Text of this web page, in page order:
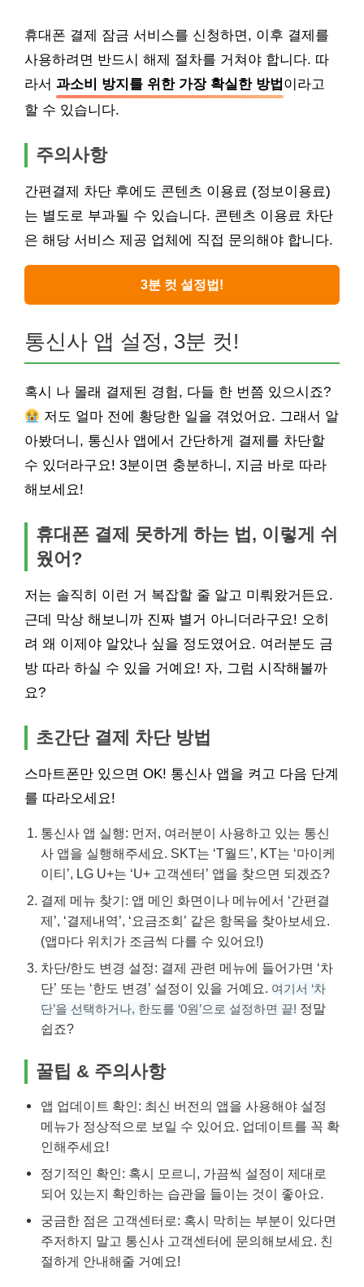
휴대폰 결제 잠금 서비스를 신청하면, 이후 결제를
사용하려면 반드시 해제 절차를 거쳐야 합니다. 따
라서 과소비 방지를 위한 가장 확실한 방법 이라고
할 수 있습니다.
주의사항
간편결제 차단 후에도 콘텐츠 이용료 (정보이용료)
는 별도로 부과될 수 있습니다. 콘텐츠 이용료 차단
은 해당 서비스 제공 업체에 직접 문의해야 합니다.
3분 컷 설정법!
통신사 앱 설정, 3분 컷!
혹시 나 몰래 결제된 경험, 다들 한 번쯤 있으시죠?
저도 얼마 전에 황당한 일을 겪었어요. 그래서 알
아봤더니, 통신사 앱에서 간단하게 결제를 차단할
수 있더라구요! 3분이면 충분하니, 지금 바로 따라
해보세요!
휴대폰 결제 못하게 하는 법, 이렇게 쉬
웠어?
저는 솔직히 이런 거 복잡할 줄 알고 미뤄왔거든요.
근데 막상 해보니까 진짜 별거 아니더라구요! 오히
려 왜 이제야 알았나 싶을 정도였어요. 여러분도 금
방 따라 하실 수 있을 거예요! 자, 그럼 시작해볼까
요?
초간단 결제 차단 방법
스마트폰만 있으면 OK! 통신사 앱을 켜고 다음 단계
를 따라오세요!
통신사 앱 실행: 먼저, 여러분이 사용하고 있는 통신
사 앱을 실행해주세요. SKT는 ‘T월드’, KT는 ‘마이케
이티’, LG U+는 ‘U+ 고객센터’ 앱을 찾으면 되겠죠?
결제 메뉴 찾기: 앱 메인 화면이나 메뉴에서 ‘간편결
제’, ‘결제내역’, ‘요금조회’ 같은 항목을 찾아보세요.
(앱마다 위치가 조금씩 다를 수 있어요!)
차단/한도 변경 설정: 결제 관련 메뉴에 들어가면 ‘차
단’ 또는 ‘한도 변경’ 설정이 있을 거예요. 여기서 ‘차
단’을 선택하거나, 한도를 ‘0원’으로 설정하면 끝! 정말
쉽죠?
꿀팁 & 주의사항
앱 업데이트 확인: 최신 버전의 앱을 사용해야 설정
메뉴가 정상적으로 보일 수 있어요. 업데이트를 꼭 확
인해주세요!
정기적인 확인: 혹시 모르니, 가끔씩 설정이 제대로
되어 있는지 확인하는 습관을 들이는 것이 좋아요.
궁금한 점은 고객센터로: 혹시 막히는 부분이 있다면
주저하지 말고 통신사 고객센터에 문의해보세요. 친
절하게 안내해줄 거예요!